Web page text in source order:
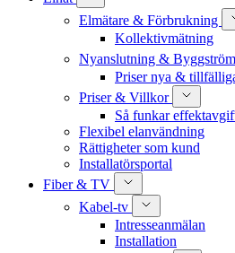
Elmätare & Förbrukning
Kollektivmätning
Nyanslutning & Byggström
Priser nya &
Priser & Villkor
Så funkar
Flexibel elanvändning
Rättigheter som kund
Installatörsportal
Fiber & TV
Kabel-tv
Intresseanmälan
Installation